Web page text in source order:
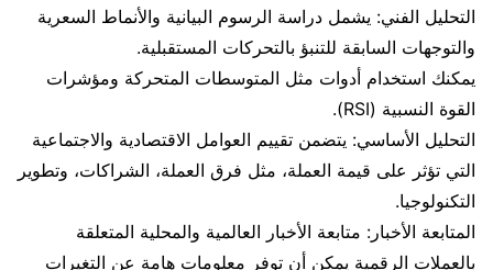
التحليل الفني: يشمل دراسة الرسوم البيانية والأنماط السعرية
والتوجهات السابقة للتنبؤ بالتحركات المستقبلية.
يمكنك استخدام أدوات مثل المتوسطات المتحركة ومؤشرات
القوة النسبية (RSI).
التحليل الأساسي: يتضمن تقييم العوامل الاقتصادية والاجتماعية
التي تؤثر على قيمة العملة، مثل فرق العملة، الشراكات، وتطوير
التكنولوجيا.
المتابعة الأخبار: متابعة الأخبار العالمية والمحلية المتعلقة
بالعملات الرقمية يمكن أن توفر معلومات هامة عن التغيرات